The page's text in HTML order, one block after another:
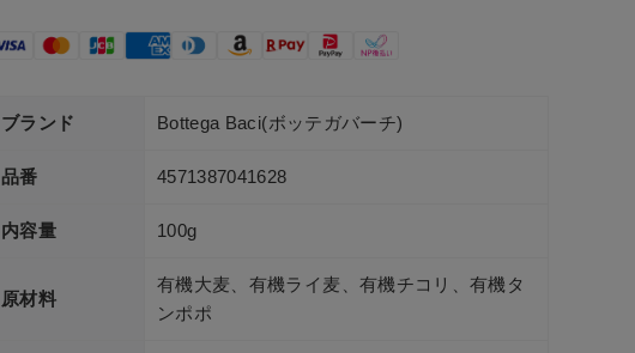
ブランド Bottega Baci(ボッテガバーチ)
品番 4571387041628
内容量 100g
原材料
有機大麦、有機ライ麦、有機チコリ、有機タ
ンポポ